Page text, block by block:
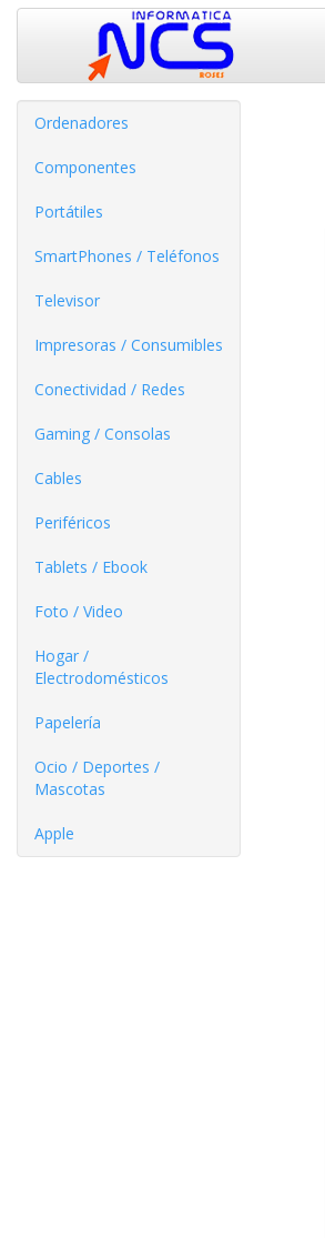
Ordenadores
Componentes
Portátiles
SmartPhones / Teléfonos
Televisor
Impresoras / Consumibles
Conectividad / Redes
Gaming / Consolas
Cables
Periféricos
Tablets / Ebook
Foto / Video
Hogar /
Electrodomésticos
Papelería
Ocio / Deportes /
Mascotas
Apple